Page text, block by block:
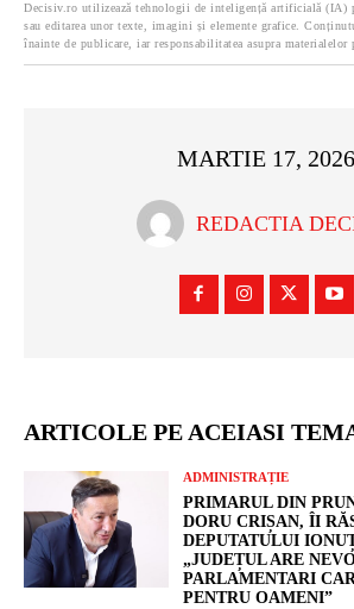
Decisiv.ro utilizează tehnologii de inteligență artificială (IA)
sau editarea unor texte, imagini și elemente grafice.
înainte de publicare, iar responsabilitatea asupra materialelor
MARTIE 17, 2026
REDACTIA
ARTICOLE PE ACEIASI
ADMINISTRAȚIE
PRIMARUL DIN
DORU CRIȘAN, ÎI
DEPUTATULUI
„JUDEȚUL ARE
PARLAMENTARI
PENTRU OAMENI”